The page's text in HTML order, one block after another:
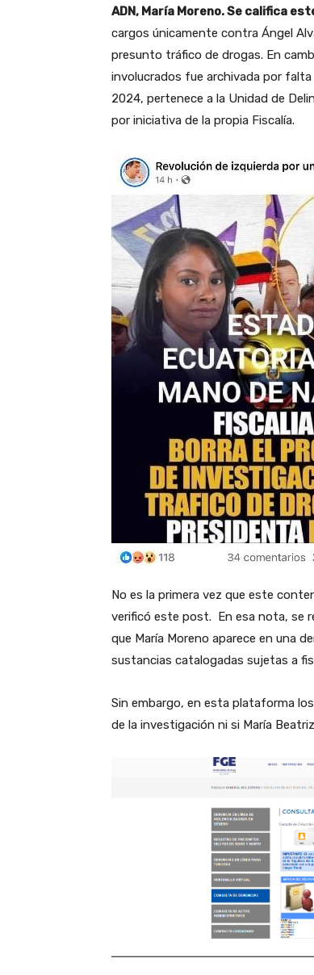
ADN, María Moreno. Se califica
cargos únicamente contra Ángel
presunto tráfico de drogas. En
involucrados fue archivada por
2024, pertenece a la Unidad de
por iniciativa de la propia Fiscalía.
No es la primera vez que este
verificó este post. En esa nota, se
que María Moreno aparece en una
sustancias catalogadas sujetas a
Sin embargo, en esta plataforma
de la investigación ni si María